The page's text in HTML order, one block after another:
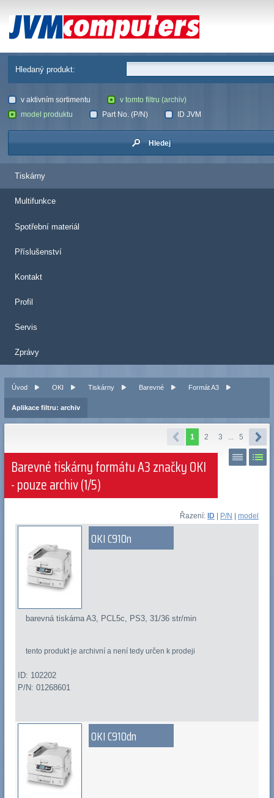
JVM Computers
Hledaný produkt:
v aktivním sortimentu
v tomto filtru (archiv)
model produktu
Part No. (P/N) ID JVM
Hledej
Tiskárny
Multifunkce
Spotřební materiál
Příslušenství
Kontakt
Profil
Servis
Zprávy
Úvod OKI Tiskárny Barevné Formát A3
Aplikace filtru: archiv
1 2 3 ... 5
Barevné tiskárny formátu A3 značky OKI
- pouze archiv (1/5)
Řazení: ID P/N |model
OKI C910n
barevná tiskárna A3, PCL5c, PS3, 31/36 str/min
tento produkt je archivní a není tedy určen k prodeji
ID: 102202
P/N: 01268601
OKI C910dn